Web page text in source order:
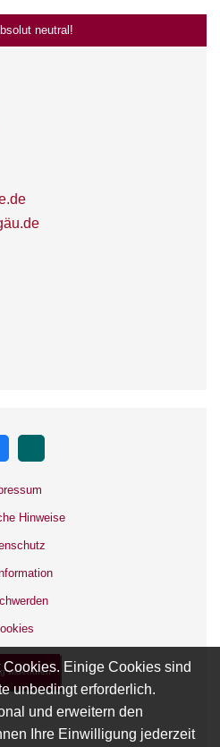
neutral!
Hinweise
widerrufen
Einige Cookies sind
unbedingt erforderlich.
und erweitern den
Ihre Einwilligung jederzeit